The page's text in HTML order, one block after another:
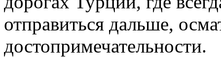
отправиться дальше,
достопримечательности.